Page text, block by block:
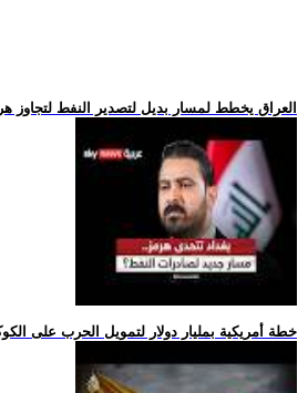
.. العراق يخطط لمسار بديل لتصدير النفط لتجاوز
.. خطة أمريكية بمليار دولار لتمويل الحرب على